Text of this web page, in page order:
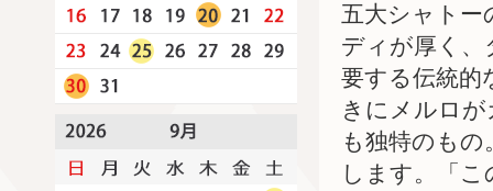
五大シャトー
ディが厚く、
要する伝統的
きにメルロ
も独特のも
します。「